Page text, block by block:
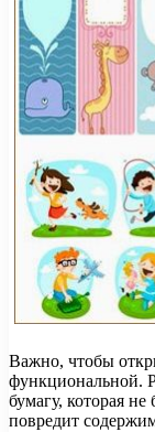
Важно, чтобы
функциональной.
бумагу, которая
повредит